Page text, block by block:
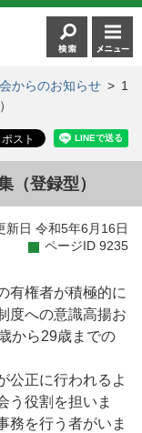
からのお知らせ > 1
（登録型）
新日 令和5年6月16日
ページID 9235
有権者が積極的に
度への意識高揚お
から29歳までの
公正に行われるよ
う役割を担いま
務を行う者がいま